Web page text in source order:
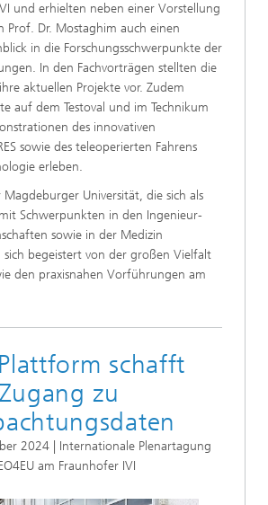
und erhielten neben einer Vorstellung
Prof. Dr. Mostaghim auch einen
in die Forschungsschwerpunkte der
In den Fachvorträgen stellten die
aktuellen Projekte vor. Zudem
auf dem Testoval und im Technikum
des innovativen
sowie des teleoperierten Fahrens
erleben.
Magdeburger Universität, die sich als
Schwerpunkten in den Ingenieur-
sowie in der Medizin
sich begeistert von der großen Vielfalt
den praxisnahen Vorführungen am
schafft
zu
2024 | Internationale Plenartagung
am Fraunhofer IVI